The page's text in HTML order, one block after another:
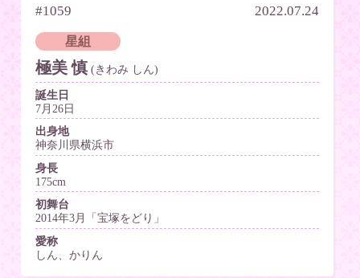
#1059 2022.07.24
星組
極美 慎 (きわみ しん)
誕生日
7月26日
出身地
神奈川県横浜市
身長
175cm
初舞台
2014年3月「宝塚をどり」
愛称
しん、かりん